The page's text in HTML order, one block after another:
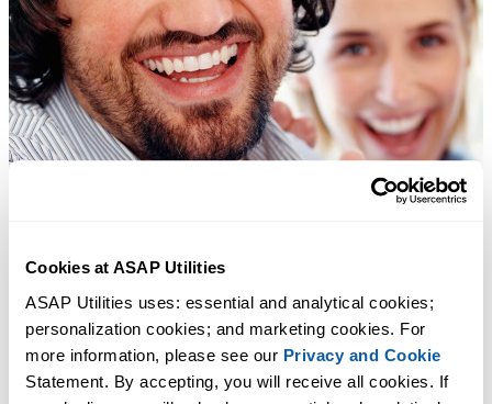
Cookies at ASAP Utilities
ASAP Utilities uses: essential and analytical cookies;
personalization cookies; and marketing cookies. For
more information, please see our Privacy and Cookie
Statement. By accepting, you will receive all cookies. If